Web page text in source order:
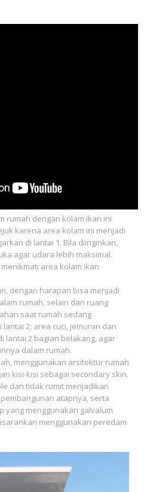
rumah dengan kolam ikan ini
karena area kolam ini menjadi
di lantai 1. Bila diinginkan,
agar udara lebih maksimal.
area kolam ikan
dengan harapan bisa menjadi
rumah, selain dari ruang
saat rumah sedang
2; area cuci, jemuran dan
lantai 2 bagian belakang, agar
dalam rumah.
menggunakan arsitektur rumah
kisi-kisi sebagai secondary skin.
dan tidak rumit menjadikan
atapnya, serta
yang menggunakan galvalum
menggunakan peredam